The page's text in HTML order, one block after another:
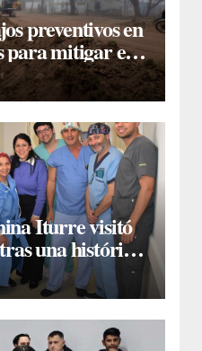
preventivos en
para mitigar el
de lluvias
Iturre visitó
una histórica